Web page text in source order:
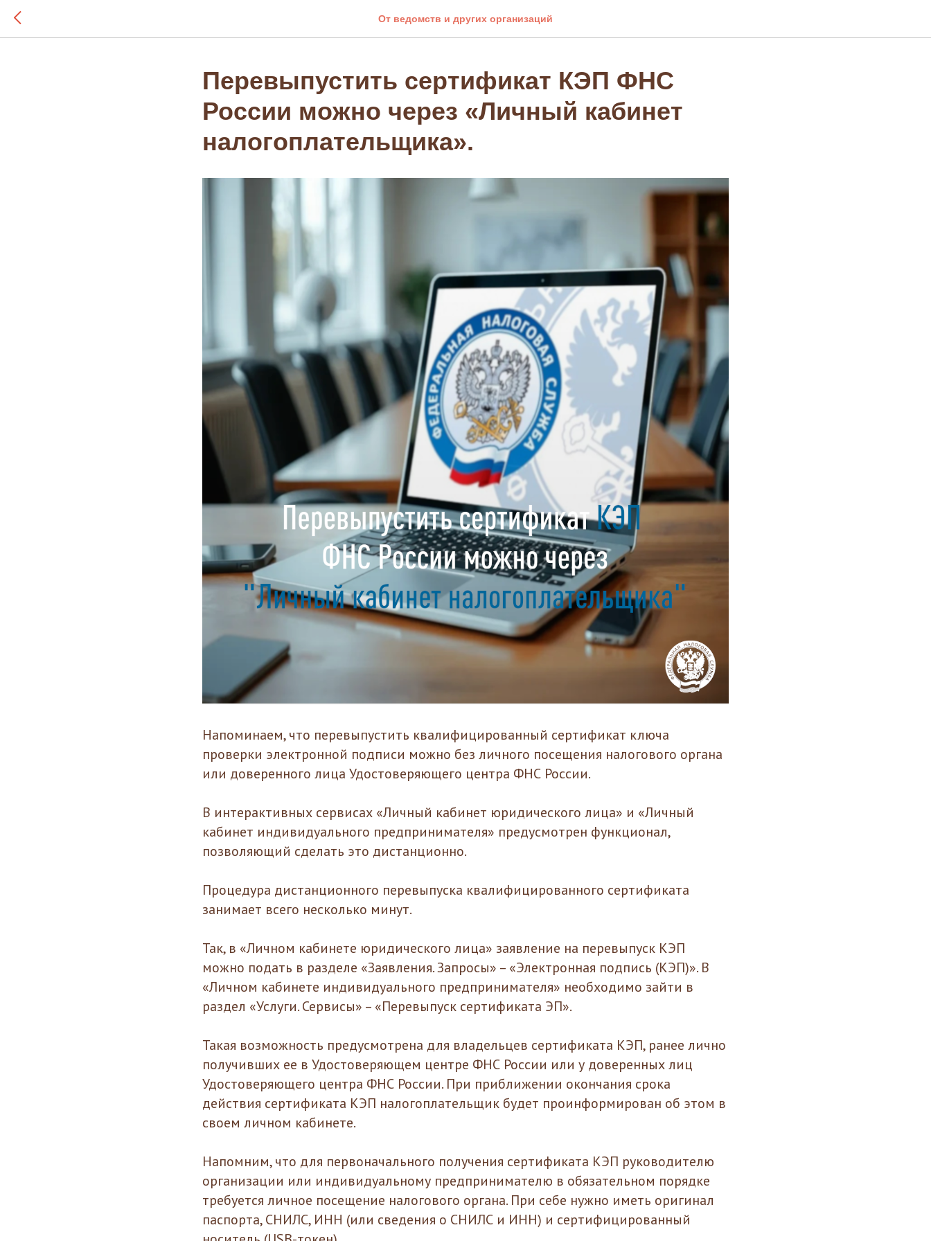
От ведомств и других организаций
Перевыпустить сертификат КЭП ФНС
России можно через «Личный кабинет
налогоплательщика».
Напоминаем, что перевыпустить квалифицированный сертификат ключа
проверки электронной подписи можно без личного посещения налогового органа
или доверенного лица Удостоверяющего центра ФНС России.
В интерактивных сервисах «Личный кабинет юридического лица» и «Личный
кабинет индивидуального предпринимателя» предусмотрен функционал,
позволяющий сделать это дистанционно.
Процедура дистанционного перевыпуска квалифицированного сертификата
занимает всего несколько минут.
Так, в «Личном кабинете юридического лица» заявление на перевыпуск КЭП
можно подать в разделе «Заявления. Запросы» – «Электронная подпись (КЭП)». В
«Личном кабинете индивидуального предпринимателя» необходимо зайти в
раздел «Услуги. Сервисы» – «Перевыпуск сертификата ЭП».
Такая возможность предусмотрена для владельцев сертификата КЭП, ранее лично
получивших ее в Удостоверяющем центре ФНС России или у доверенных лиц
Удостоверяющего центра ФНС России. При приближении окончания срока
действия сертификата КЭП налогоплательщик будет проинформирован об этом в
своем личном кабинете.
Напомним, что для первоначального получения сертификата КЭП руководителю
организации или индивидуальному предпринимателю в обязательном порядке
требуется личное посещение налогового органа. При себе нужно иметь оригинал
паспорта, СНИЛС, ИНН (или сведения о СНИЛС и ИНН) и сертифицированный